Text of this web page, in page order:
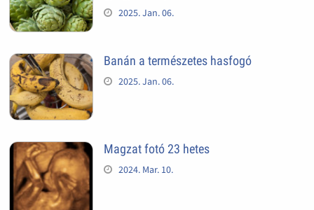
2025. Jan. 06.
Banán a természetes hasfogó
2025. Jan. 06.
Magzat fotó 23 hetes
2024. Mar. 10.